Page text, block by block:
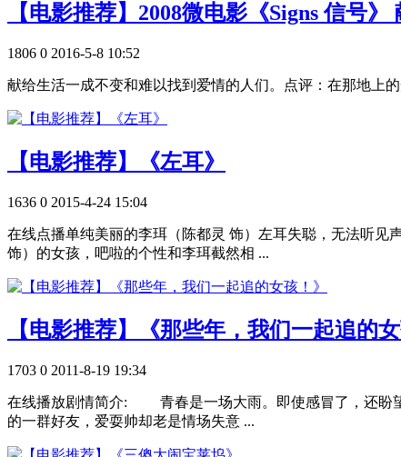
【电影推荐】2008微电影《Signs 信号
1806 0 2016-5-8 10:52
献给生活一成不变和难以找到爱情的人们。点评：在那地上
【电影推荐】《左耳》
1636 0 2015-4-24 15:04
在线点播单纯美丽的李珥（陈都灵 饰）左耳失聪，无法听
饰）的女孩，吧啦的个性和李珥截然相 ...
【电影推荐】《那些年，我们一起追的女
1703 0 2011-8-19 19:34
在线播放剧情简介: 青春是一场大雨。即使感冒了，还盼
的一群好友，爱耍帅却老是情场失意 ...